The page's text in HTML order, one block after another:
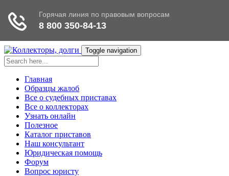
Toggle navigation
Главная
Образцы жалоб
Все о судебных приставах
Все о коллекторах
Узнать онлайн
Полезное
Каталог приставов
Наш консультант
Юридическая помощь
Форум
Вопрос юристу